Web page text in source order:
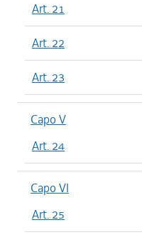
Art. 21
Art. 22
Art. 23
Capo V
Art. 24
Capo VI
Art. 25